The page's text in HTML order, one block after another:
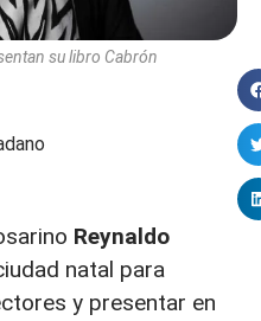
su libro Cabrón
Reynaldo
natal para
y presentar en